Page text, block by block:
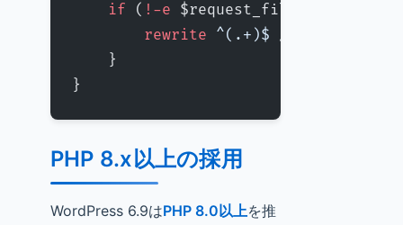
    if
( !-e $request_filename) {
        rewrite
^(.+)$ /
    }
}
PHP 8.x以上の採用
WordPress 6.9はPHP 8.0以上を推